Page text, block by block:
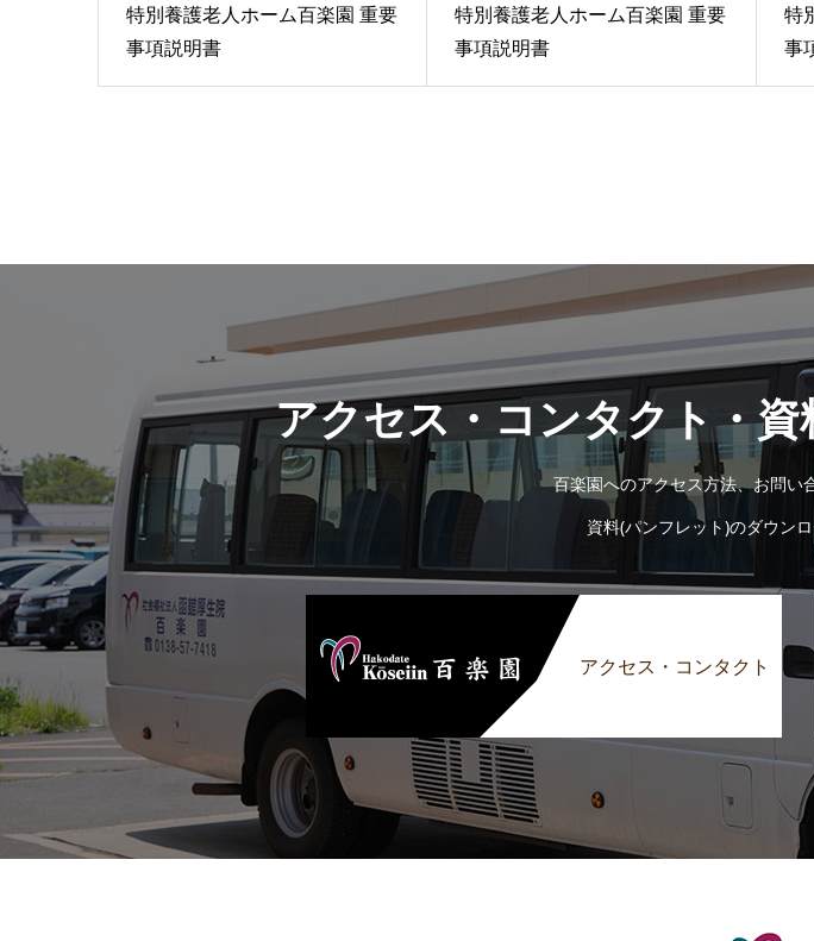
特別養護老人ホーム百楽園 重要
事項説明書
特別養護老人ホーム百楽園 重要
事項説明書
特
事
アクセス・コンタクト・
百楽園へのアクセス方法、お問い
資料(パンフレット)のダウン
アクセス・コンタクト